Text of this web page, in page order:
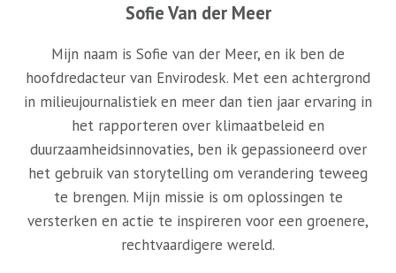
Sofie Van der Meer
Mijn naam is Sofie van der Meer, en ik ben de
hoofdredacteur van Envirodesk. Met een achtergrond
in milieujournalistiek en meer dan tien jaar ervaring in
het rapporteren over klimaatbeleid en
duurzaamheidsinnovaties, ben ik gepassioneerd over
het gebruik van storytelling om verandering teweeg
te brengen. Mijn missie is om oplossingen te
versterken en actie te inspireren voor een groenere,
rechtvaardigere wereld.